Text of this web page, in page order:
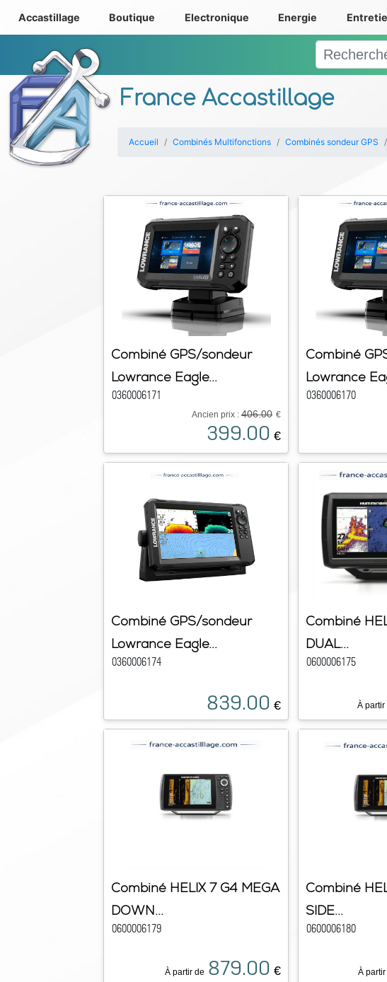
France Accastillage
Accastillage Boutique Electronique Energie
Accueil Combinés Multifonctions Combinés sondeur GPS
Combiné GPS/sondeur
Lowrance Eagle...
0360006171
Ancien prix :406.00 €
399.00 €
Combiné
Lowrance
0360006170
Combiné GPS/sondeur
Lowrance Eagle...
0360006174
839.00 €
Combiné
DUAL...
0600006175
À partir
Combiné HELIX 7 G4 MEGA
DOWN...
0600006179
À partir de 879.00 €
Combiné
SIDE...
0600006180
À partir